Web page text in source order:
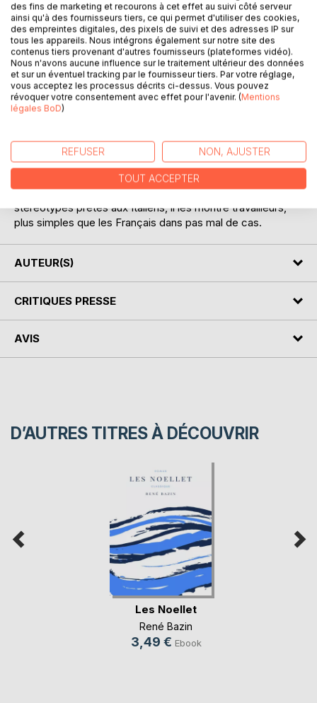
DESCRIPTION
Avec les «Italiens d'Aujourd'hui», René Bazin signe un récit
de voyage. Il y parle des provinces du nord, de Rome et de
la campagne autour de Rome, et en troisième partie, des
provinces du sud de l'Italie. On y trouve des portraits
descriptions poétiques et colorées des paysages, des
anecdotes amusantes et beaucoup de choses sur la
pauvreté dans le milieu rural, due selon lui à la mauvaise
gestion du pays. L'auteur détruit un certain nombre de
stéréotypes prêtés aux Italiens, il les montre travailleurs,
plus simples que les Français dans pas mal de cas.
AUTEUR(S)
CRITIQUES PRESSE
AVIS
D’AUTRES TITRES À DÉCOUVRIR
Les Noellet
René Bazin
3,49 € Ebook
des fins de marketing et recourons à cet effet au suivi côté serveur
ainsi qu'à des fournisseurs tiers, ce qui permet d'utiliser des cookies,
des empreintes digitales, des pixels de suivi et des adresses IP sur
tous les appareils. Nous intégrons également sur notre site des
contenus tiers provenant d'autres fournisseurs (plateformes vidéo).
Nous n'avons aucune influence sur le traitement ultérieur des données
et sur un éventuel tracking par le fournisseur tiers. Par votre réglage,
vous acceptez les processus décrits ci-dessus. Vous pouvez
révoquer votre consentement avec effet pour l'avenir. (Mentions
légales BoD)
REFUSER NON, AJUSTER
TOUT ACCEPTER